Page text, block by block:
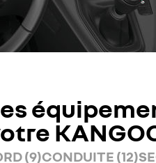
(9)CONDUITE (12)